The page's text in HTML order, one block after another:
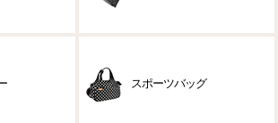
スポーツバッグ